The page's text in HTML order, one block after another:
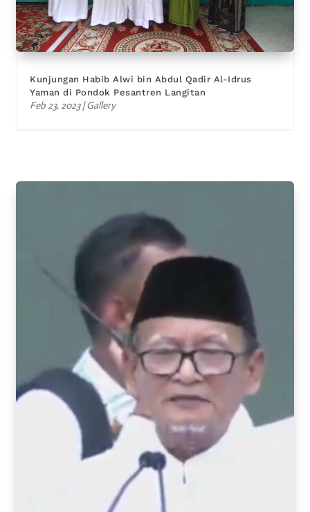
Kunjungan Habib Alwi bin Abdul Qadir Al-Idrus
Yaman di Pondok Pesantren Langitan
Feb 23, 2023|Gallery